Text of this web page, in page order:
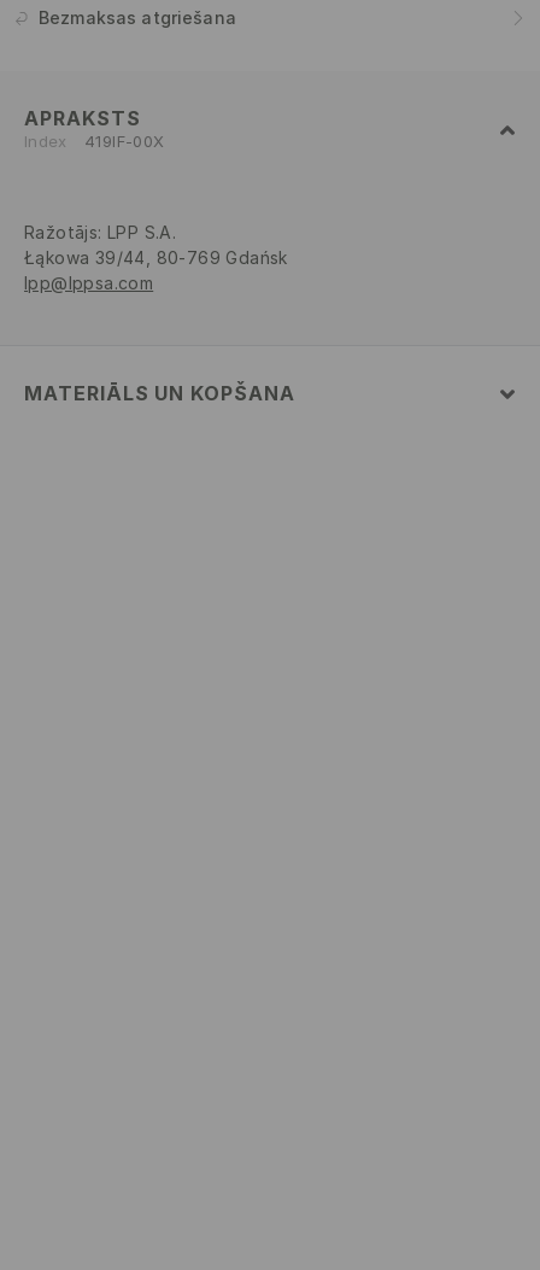
Bezmaksas atgriešana
APRAKSTS
Index 419IF-00X
Ražotājs: LPP S.A.
Łąkowa 39/44, 80-769 Gdańsk
lpp@lppsa.com
MATERIĀLS UN KOPŠANA